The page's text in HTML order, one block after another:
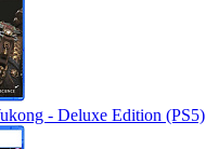
- Deluxe Edition (PS5)